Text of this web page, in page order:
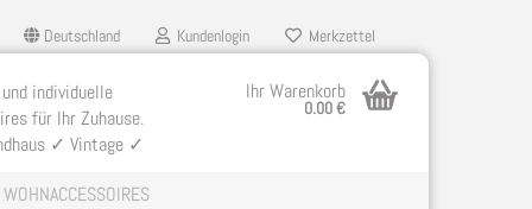
Deutschland Kundenlogin Merkzettel
individuelle
für Ihr Zuhause.
✓ Vintage ✓
Ihr Warenkorb
0.00 €
WOHNACCESSOIRES